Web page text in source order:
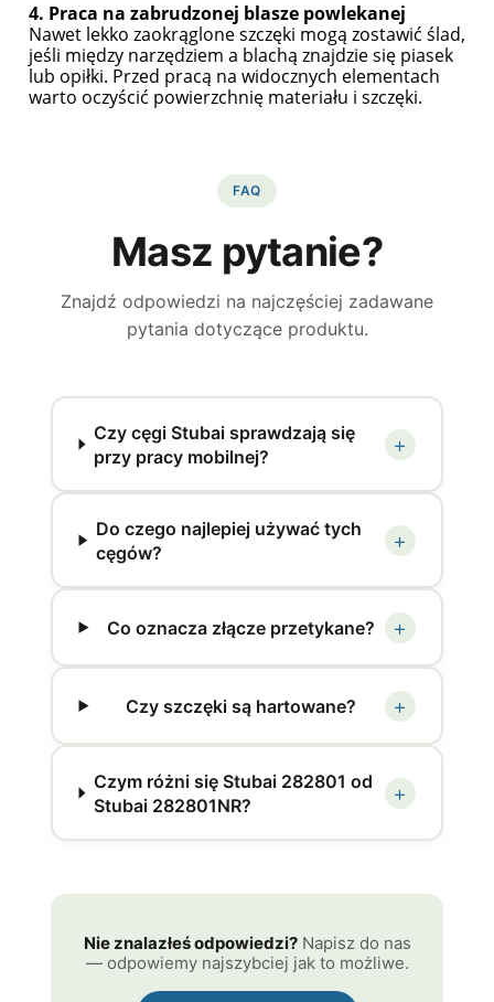
4. Praca na zabrudzonej blasze powlekanej
Nawet lekko zaokrąglone szczęki mogą zostawić ślad,
jeśli między narzędziem a blachą znajdzie się piasek
lub opiłki. Przed pracą na widocznych elementach
warto oczyścić powierzchnię materiału i szczęki.
FAQ
Masz pytanie?
Znajdź odpowiedzi na najczęściej zadawane
pytania dotyczące produktu.
Czy cęgi Stubai sprawdzają się
przy pracy mobilnej?
+
Do czego najlepiej używać tych
cęgów?
+
Co oznacza złącze przetykane? +
Czy szczęki są hartowane? +
Czym różni się Stubai 282801 od
Stubai 282801NR?
+
Nie znalazłeś odpowiedzi?Napisz do nas
— odpowiemy najszybciej jak to możliwe.